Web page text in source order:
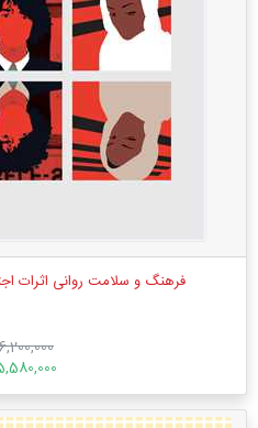
فرهنگ و سلامت روانی اثرات
6,200,000 ریال
5,580,000